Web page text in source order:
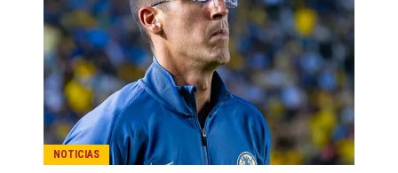
NOTICIAS